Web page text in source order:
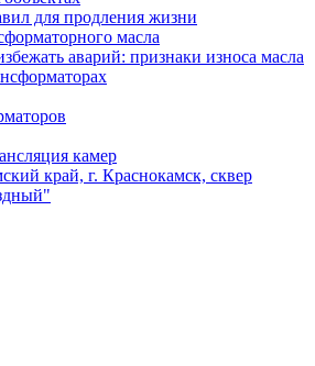
для продления жизни
масла
аварий: признаки износа масла
камер
край, г. Краснокамск, сквер